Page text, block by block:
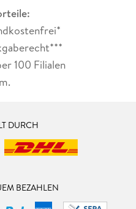
100 Filialen
DURCH
BEZAHLEN